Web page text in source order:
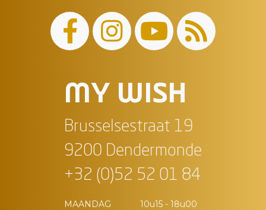
MY WISH
Brusselsestraat 19
9200 Dendermonde
+32 (0)52 52 01 84
MAANDAG
10u15 - 18u00